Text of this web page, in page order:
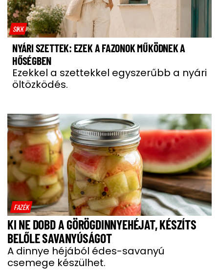
SIKK
NYÁRI SZETTEK: EZEK A FAZONOK MŰKÖDNEK A
HŐSÉGBEN
Ezekkel a szettekkel egyszerűbb a nyári
öltözködés.
FAZÉK
KI NE DOBD A GÖRÖGDINNYEHÉJAT, KÉSZÍTS
BELŐLE SAVANYÚSÁGOT
A dinnye héjából édes-savanyú
csemege készülhet.